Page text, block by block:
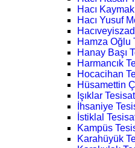
Hacı
Hacı Yusuf
Hamza Oğlu
Hanay Başı
Harmancık
Hocacihan
Hüsamettin
Işıklar
İhsaniye
İstiklal
Kampüs
Karahüyük